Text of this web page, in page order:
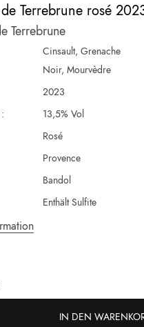
Terrebrune rosé
Terrebrune
Cinsault, Grenache
Noir, Mourvèdre
2023
13,5% Vol
Rosé
Provence
Bandol
Enthält Sulfite
IN DEN